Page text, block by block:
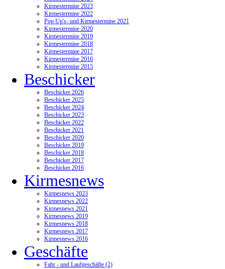
Kirmestermine 2023
Kirmestermine 2022
Pop Up's- und Kirmestermine 2021
Kirmestermine 2020
Kirmestermine 2019
Kirmestermine 2018
Kirmestermine 2017
Kirmestermine 2016
Kirmestermine 2015
Beschicker
Beschicker 2026
Beschicker 2025
Beschicker 2024
Beschicker 2023
Beschicker 2022
Beschicker 2021
Beschicker 2020
Beschicker 2019
Beschicker 2018
Beschicker 2017
Beschicker 2016
Kirmesnews
Kirmesnews 2023
Kirmesnews 2022
Kirmesnews 2021
Kirmesnews 2019
Kirmesnews 2018
Kirmesnews 2017
Kirmesnews 2016
Geschäfte
Fahr - und Laufgeschäfte (2)